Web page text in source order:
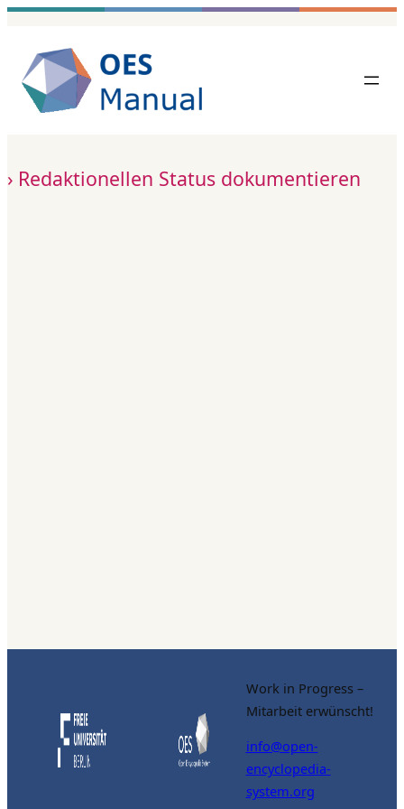
Zum
springen
Redaktionellen Status dokumentieren
Work in Progress –
Mitarbeit erwünscht!
info@open-
encyclopedia-
system.org